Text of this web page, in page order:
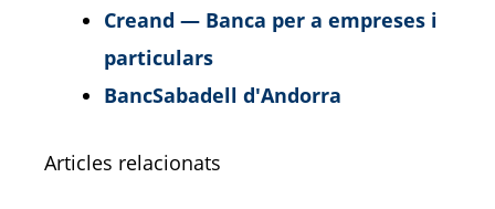
Creand — Banca per a empreses i
particulars
BancSabadell d'Andorra
Articles relacionats